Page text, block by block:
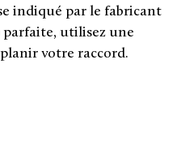
indiqué par le fabricant
utilisez une
votre raccord.